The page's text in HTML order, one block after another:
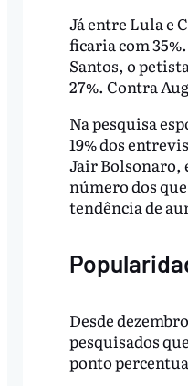
Já entre Lula e
ficaria com
Santos, o
27%. Contra
Na pesquisa
19% dos
Jair Bolsonaro,
número dos
tendência de
Desde
pesquisados
ponto